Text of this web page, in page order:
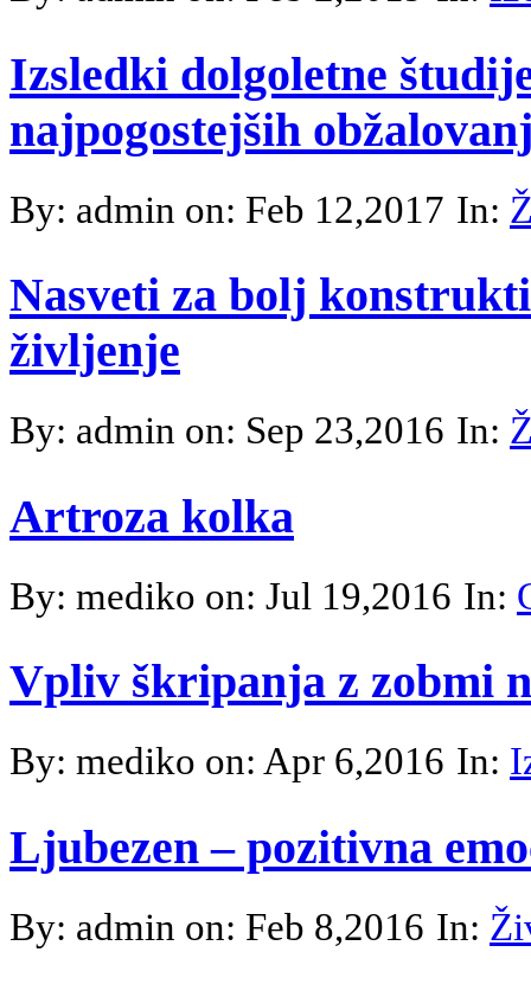
Izsledki dolgoletne
najpogostejših
By: admin on: Feb 12,2017 In:
Nasveti za bolj
življenje
By: admin on: Sep 23,2016 In:
Artroza kolka
By: mediko on: Jul 19,2016 In:
Vpliv škripanja z zobmi
By: mediko on: Apr 6,2016 In:
Ljubezen – pozitivna
By: admin on: Feb 8,2016 In: